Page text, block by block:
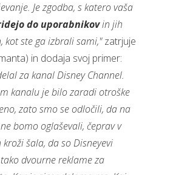
Je zgodba, s katero vaša
do uporabnikovin jih
kot ste ga izbrali sami,"zatrjuje
in dodaja svoj primer:
za kanal Disney Channel.
kanalu je bilo zaradi otroške
zato smo se odločili, da na
bomo oglaševali, čeprav v
šala, da so Disneyevi
dvourne reklame za